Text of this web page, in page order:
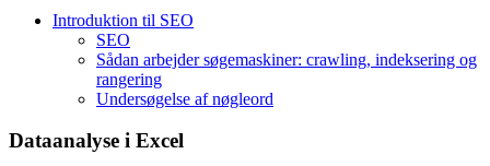
Introduktion til SEO
SEO
Sådan arbejder søgemaskiner: crawling, indeksering og
rangering
Undersøgelse af nøgleord
Dataanalyse i Excel